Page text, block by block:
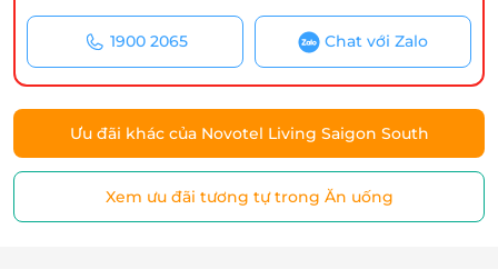
1900 2065 Chat với Zalo
Ưu đãi khác của Novotel Living Saigon South
Xem ưu đãi tương tự trong Ăn uống